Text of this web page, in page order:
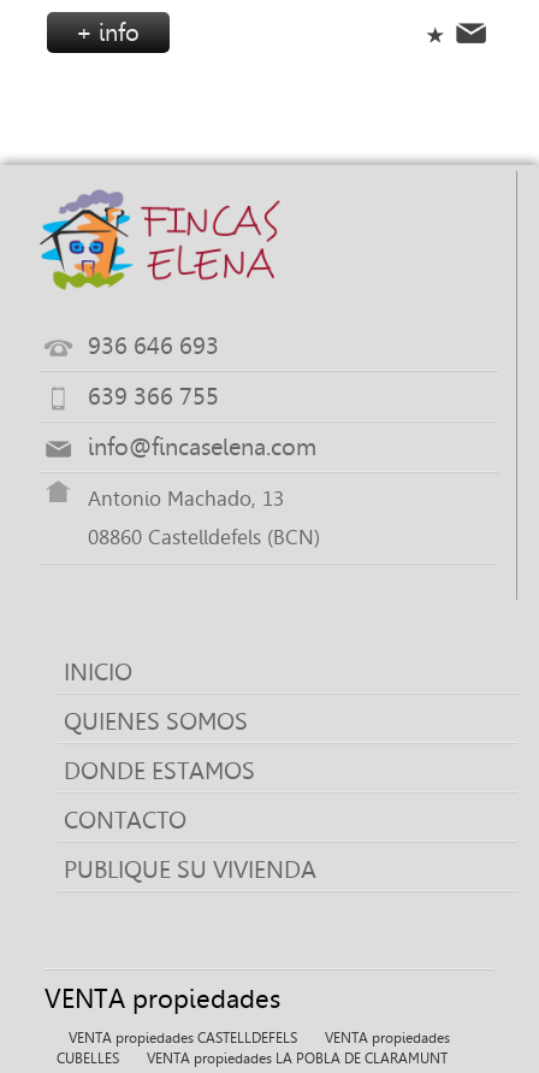
+ info
936 646 693
639 366 755
info@fincaselena.com
Antonio Machado, 13
08860 Castelldefels (BCN)
INICIO
QUIENES SOMOS
DONDE ESTAMOS
CONTACTO
PUBLIQUE SU VIVIENDA
VENTA propiedades
VENTA propiedades CASTELLDEFELS
VENTA propiedades
CUBELLES
VENTA propiedades LA POBLA DE CLARAMUNT